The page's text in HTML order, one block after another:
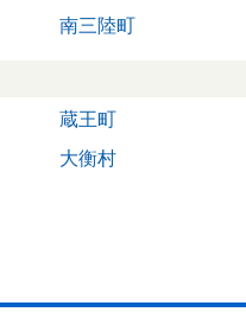
南三陸町
蔵王町
大衡村